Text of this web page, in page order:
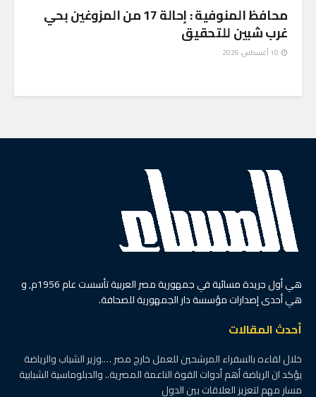
محافظ المنوفية : إحالة 17 من المزوغين بحي
غرب شبين للتحقيق
هي أول جريدة مسائية في جمهورية مصر العربية تأسست عام 1956م, و
هي أحدى إصدارات مؤسسة دار الجمهورية للصحافة.
أحدث المقالات
خلال لقاءه بالسفراء المرشحين للعمل خارج مصر ….وزير الشباب والرياضة
يؤكد ان الرياضة أهم أدوات القوة الناعمة المصرية.. والدبلوماسية الشبابية
مسار مهم لتعزيز العلاقات بين الدول